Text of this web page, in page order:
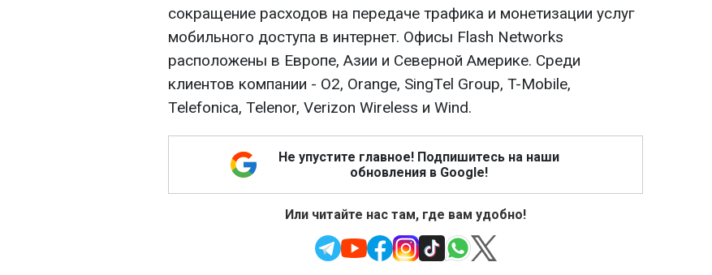
сокращение расходов на передаче трафика и монетизации услуг
мобильного доступа в интернет. Офисы Flash Networks
расположены в Европе, Азии и Северной Америке. Среди
клиентов компании - O2, Orange, SingTel Group, T-Mobile,
Telefonica, Telenor, Verizon Wireless и Wind.
Не упустите главное! Подпишитесь на наши
обновления в Google!
Или читайте нас там, где вам удобно!